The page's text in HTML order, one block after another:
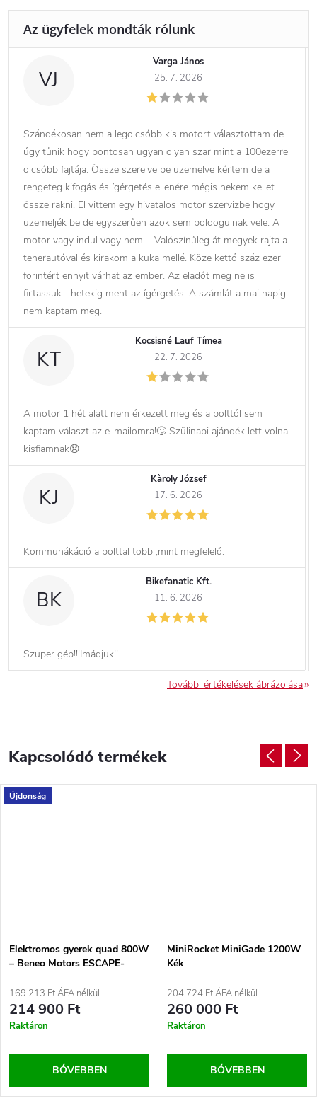
VJ
Varga János
25. 7. 2026
Szándékosan nem a legolcsóbb kis motort választottam de
úgy tűnik hogy pontosan ugyan olyan szar mint a 100ezerrel
olcsóbb fajtája. Össze szerelve be üzemelve kértem de a
rengeteg kifogás és ígérgetés ellenére mégis nekem kellet
össze rakni. El vittem egy hivatalos motor szervizbe hogy
üzemeljék be de egyszerűen azok sem boldogulnak vele. A
motor vagy indul vagy nem…. Valószínűleg át megyek rajta a
teherautóval és kirakom a kuka mellé. Köze kettő száz ezer
forintért ennyit várhat az ember. Az eladót meg ne is
firtassuk… hetekig ment az ígérgetés. A számlát a mai napig
nem kaptam meg.
KT
Kocsisné Lauf Tímea
22. 7. 2026
A motor 1 hét alatt nem érkezett meg és a bolttól sem
kaptam választ az e-mailomra!🙄 Szülinapi ajándék lett volna
kisfiamnak😞
KJ
Kàroly József
17. 6. 2026
Kommunákáció a bolttal több ,mint megfelelő.
BK
Bikefanatic Kft.
11. 6. 2026
Szuper gép!!!Imádjuk!!
További értékelések ábrázolása
Kapcsolódó termékek
Újdonság
Elektromos gyerek quad 800W
– Beneo Motors ESCAPE-
169 213 Ft ÁFA nélkül
214 900 Ft
Raktáron
BŐVEBBEN
MiniRocket MiniGade 1200W
Kék
204 724 Ft ÁFA nélkül
260 000 Ft
Raktáron
BŐVEBBEN